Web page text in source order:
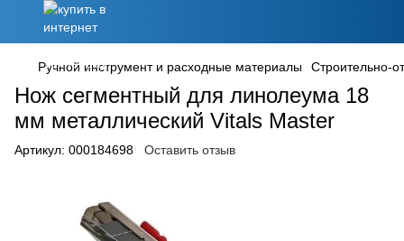
Ручной инструмент и расходные материалы Строительно-
Нож сегментный для линолеума 18
мм металлический Vitals Master
Артикул: 000184698 Оставить отзыв